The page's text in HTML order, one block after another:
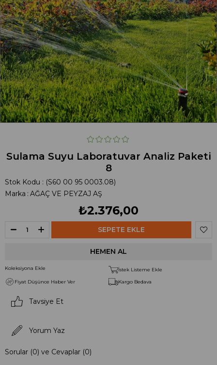
Sulama Suyu Laboratuvar Analiz Paketi
8
Stok Kodu
(S60 00 95 0003.08)
Marka : AĞAÇ VE PEYZAJ AŞ
₺2.376,00
Koleksiyona Ekle
İstek Listeme Ekle
Fiyat Düşünce Haber Ver
Kargo Bedava
Tavsiye Et
Yorum Yaz
Sorular (0) ve Cevaplar (0)